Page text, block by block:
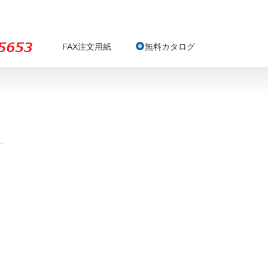
FAX注文用紙 無料カタログ